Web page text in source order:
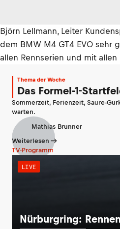
Björn Lellmann, Leiter
dem BMW M4 GT4 EVO sehr
allen Rennserien und mit
Thema der Woche
Das Formel-1-
Sommerzeit, Ferienzeit, Saure-
warten.
Mathias Brunner
Weiterlesen
TV-Programm
LIVE
Nürburgring: